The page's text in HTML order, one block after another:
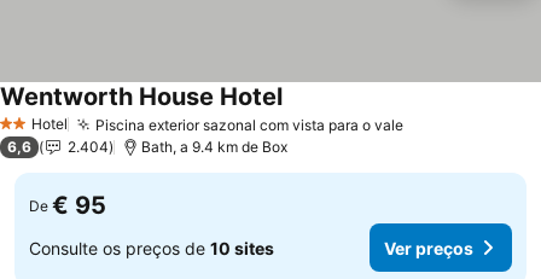
2 Estrelas
Hotel Piscina exterior sazonal com vista para o vale
Wentworth House Hotel
6,6 2.404 Bath, a 9.4 km de Box
De € 95
Consulte os preços de 10 sites Ver preços